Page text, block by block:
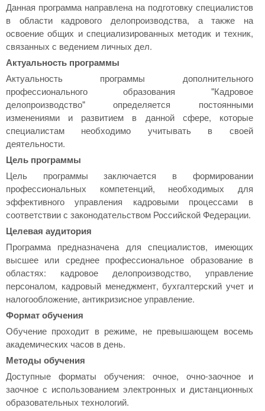
Данная программа направлена на подготовку специалистов
в области кадрового делопроизводства, а также на
освоение общих и специализированных методик и техник,
связанных с ведением личных дел.
Актуальность программы
Актуальность программы дополнительного
профессионального образования "Кадровое
делопроизводство" определяется постоянными
изменениями и развитием в данной сфере, которые
специалистам необходимо учитывать в своей
деятельности.
Цель программы
Цель программы заключается в формировании
профессиональных компетенций, необходимых для
эффективного управления кадровыми процессами в
соответствии с законодательством Российской Федерации.
Целевая аудитория
Программа предназначена для специалистов, имеющих
высшее или среднее профессиональное образование в
областях: кадровое делопроизводство, управление
персоналом, кадровый менеджмент, бухгалтерский учет и
налогообложение, антикризисное управление.
Формат обучения
Обучение проходит в режиме, не превышающем восемь
академических часов в день.
Методы обучения
Доступные форматы обучения: очное, очно-заочное и
заочное с использованием электронных и дистанционных
образовательных технологий.